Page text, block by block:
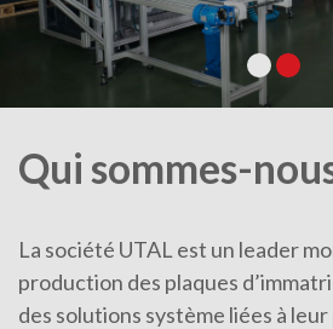
Qui sommes-
La société UTAL est un leader
production des plaques
des solutions système liées à